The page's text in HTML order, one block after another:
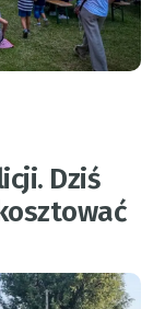
Dziś